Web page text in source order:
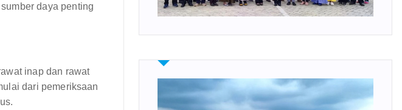
daya penting
inap dan rawat
dari pemeriksaan